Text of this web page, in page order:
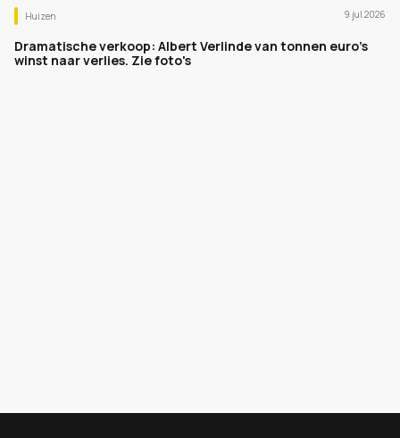
Huizen 9 jul 2026
Dramatische verkoop: Albert Verlinde van tonnen euro's
winst naar verlies. Zie foto's